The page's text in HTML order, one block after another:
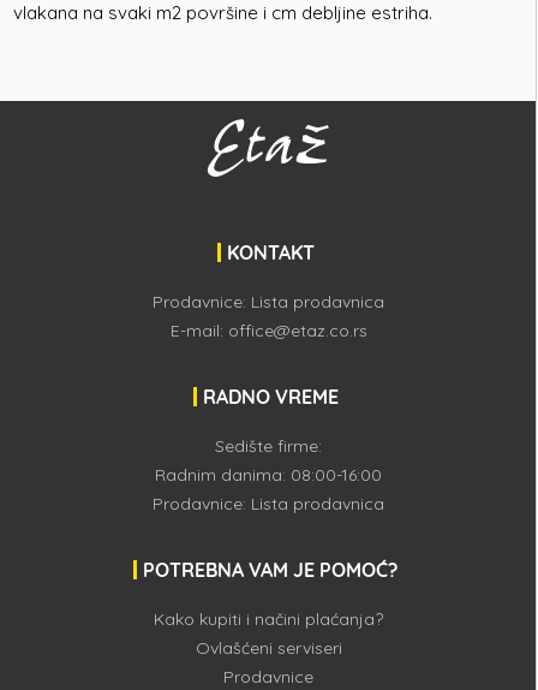
vlakana na svaki m2 površine i cm debljine estriha.
KONTAKT
Prodavnice: Lista prodavnica
E-mail: office@etaz.co.rs
RADNO VREME
Sedište firme:
Radnim danima: 08:00-16:00
Prodavnice: Lista prodavnica
POTREBNA VAM JE POMOĆ?
Kako kupiti i načini plaćanja?
Ovlašćeni serviseri
Prodavnice